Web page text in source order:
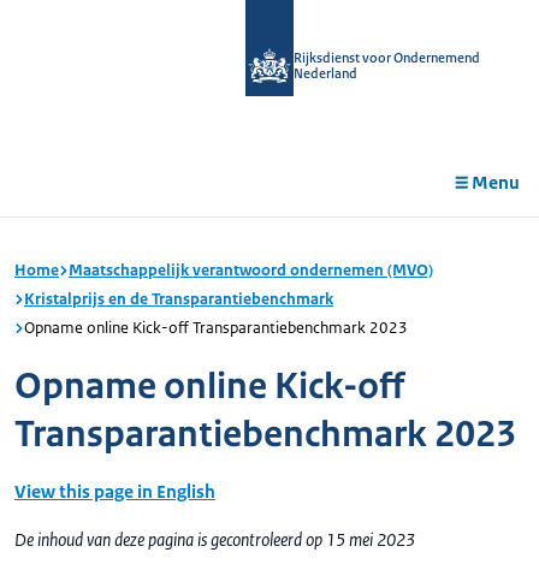
Rijksdienst voor Ondernemend
Nederland
Menu
Home Maatschappelijk verantwoord ondernemen (MVO)
Kristalprijs en de Transparantiebenchmark
Opname online Kick-off Transparantiebenchmark 2023
Opname online Kick-off
Transparantiebenchmark 2023
View this page in English
De inhoud van deze pagina is gecontroleerd op 15 mei 2023